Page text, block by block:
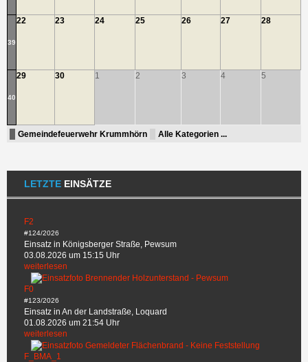
39
22 23 24 25 26 27 28
40
29 30 1 2 3 4 5
Gemeindefeuerwehr Krummhörn Alle Kategorien ...
LETZTE EINSÄTZE
F2
#124/2026
Einsatz in Königsberger Straße, Pewsum
03.08.2026 um 15:15 Uhr
weiterlesen
F0
#123/2026
Einsatz in An der Landstraße, Loquard
01.08.2026 um 21:54 Uhr
weiterlesen
F_BMA_1